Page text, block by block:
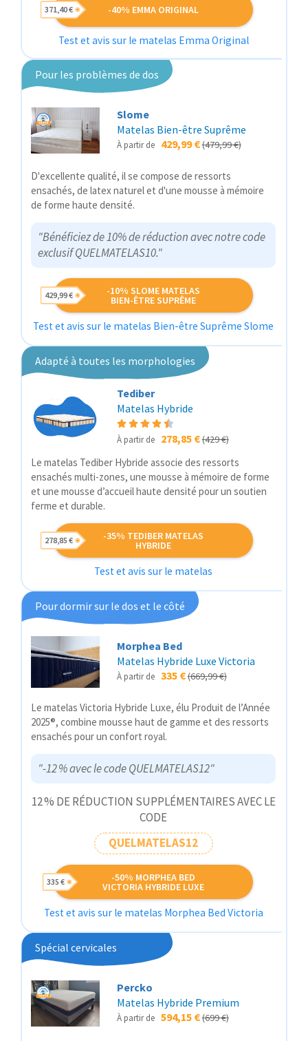
-40% EMMA ORIGINAL
371,40 €
Test et avis sur le matelas Emma Original
Pour les problèmes de dos
Slome
Matelas Bien-être Suprême
À partir de 429,99 €(479,99 €)
D'excellente qualité, il se compose de ressorts
ensachés, de latex naturel et d'une mousse à mémoire
de forme haute densité.
"Bénéficiez de 10% de réduction avec notre code
exclusif QUELMATELAS10."
-10% SLOME MATELAS
BIEN-ÊTRE SUPRÊME
429,99 €
Test et avis sur le matelas Bien-être Suprême Slome
Adapté à toutes les morphologies
Tediber
Matelas Hybride
À partir de 278,85 €(429 €)
Le matelas Tediber Hybride associe des ressorts
ensachés multi-zones, une mousse à mémoire de forme
et une mousse d’accueil haute densité pour un soutien
ferme et durable.
-35% TEDIBER MATELAS
HYBRIDE
278,85 €
Test et avis sur le matelas
Pour dormir sur le dos et le côté
Morphea Bed
Matelas Hybride Luxe Victoria
À partir de 335 €(669,99 €)
Le matelas Victoria Hybride Luxe, élu Produit de l’Année
2025®, combine mousse haut de gamme et des ressorts
ensachés pour un confort royal.
"-12 % avec le code QUELMATELAS12"
12 % DE RÉDUCTION SUPPLÉMENTAIRES AVEC LE
CODE
QUELMATELAS12
-50% MORPHEA BED
VICTORIA HYBRIDE LUXE
335 €
Test et avis sur le matelas Morphea Bed Victoria
Spécial cervicales
Percko
Matelas Hybride Premium
À partir de 594,15 €(699 €)